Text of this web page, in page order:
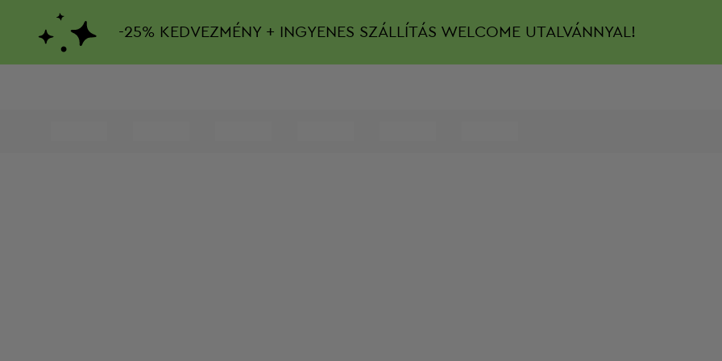
-25% KEDVEZMÉNY + INGYENES SZÁLLÍTÁS WELCOME UTALVÁNNYAL!